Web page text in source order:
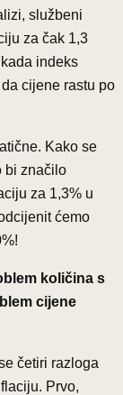
službeni
za čak 1,3
indeks
cijene rastu po
Kako se
bi značilo
za 1,3% u
ćemo
količina s
cijene
četiri razloga
Prvo,